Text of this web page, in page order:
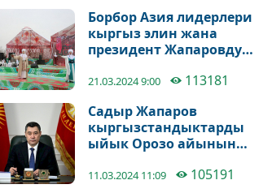
Борбор Азия лидерлери
кыргыз элин жана
президент Жапаровду
куттуктады
21.03.2024 9:00
113181
Садыр Жапаров
кыргызстандыктарды
ыйык Орозо айынын
куттуктады
11.03.2024 11:09
105191